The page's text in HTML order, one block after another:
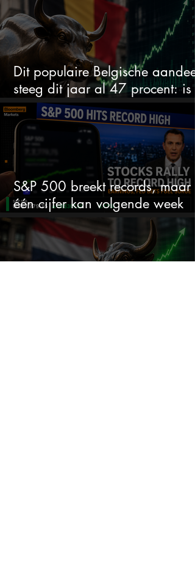
Dit populaire Belgische aandeel
steeg dit jaar al 47 procent: is
ruimte voor meer?
S&P 500 breekt records, maar
één cijfer kan volgende week
alles veranderen